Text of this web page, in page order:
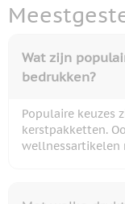
Wat zijn
bedrukken?
Populaire keuzes
kerstpakketten.
wellnessartikelen